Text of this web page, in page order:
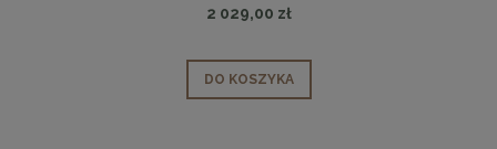
2 029,00 zł
DO KOSZYKA